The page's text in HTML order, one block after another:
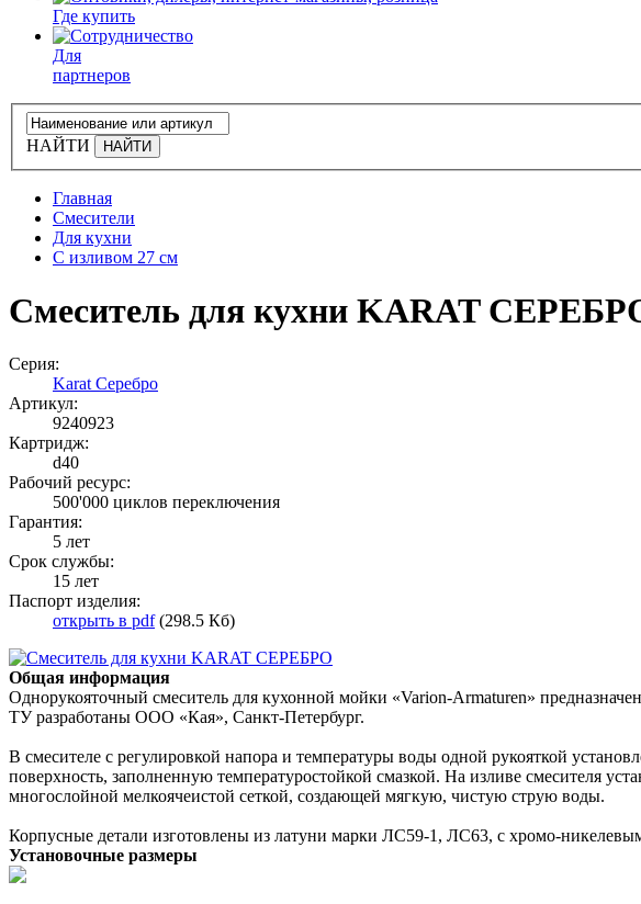
Где купить
Для
партнеров
НАЙТИ
Главная
Смесители
Для кухни
C изливом 27 см
Смеситель для кухни KARAT
Серия:
Karat Серебро
Артикул:
9240923
Картридж:
d40
Рабочий ресурс:
500'000 циклов переключения
Гарантия:
5 лет
Срок службы:
15 лет
Паспорт изделия:
открыть в pdf(298.5 Кб)
Общая информация
Однорукояточный смеситель для кухонной мойки «Varion-Armaturen»
ТУ разработаны ООО «Кая», Санкт-Петербург.
В смесителе с регулировкой напора и температуры воды одной рукояткой
поверхность, заполненную температуростойкой смазкой. На изливе смесителя
многослойной мелкоячеистой сеткой, создающей мягкую, чистую струю воды.
Корпусные детали изготовлены из латуни марки ЛС59-1, ЛС63, с хромо-
Установочные размеры